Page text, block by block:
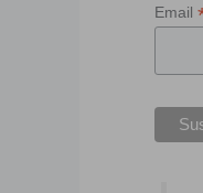
Email